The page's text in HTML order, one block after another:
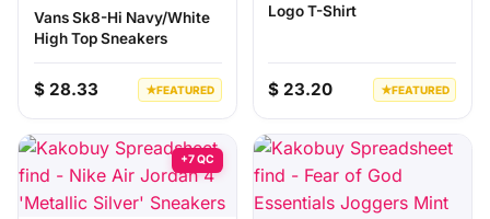
Vans Sk8-Hi Navy/White
High Top Sneakers
$ 28.33 ★FEATURED
Logo T-Shirt
$ 23.20 ★FEATURED
+7 QC